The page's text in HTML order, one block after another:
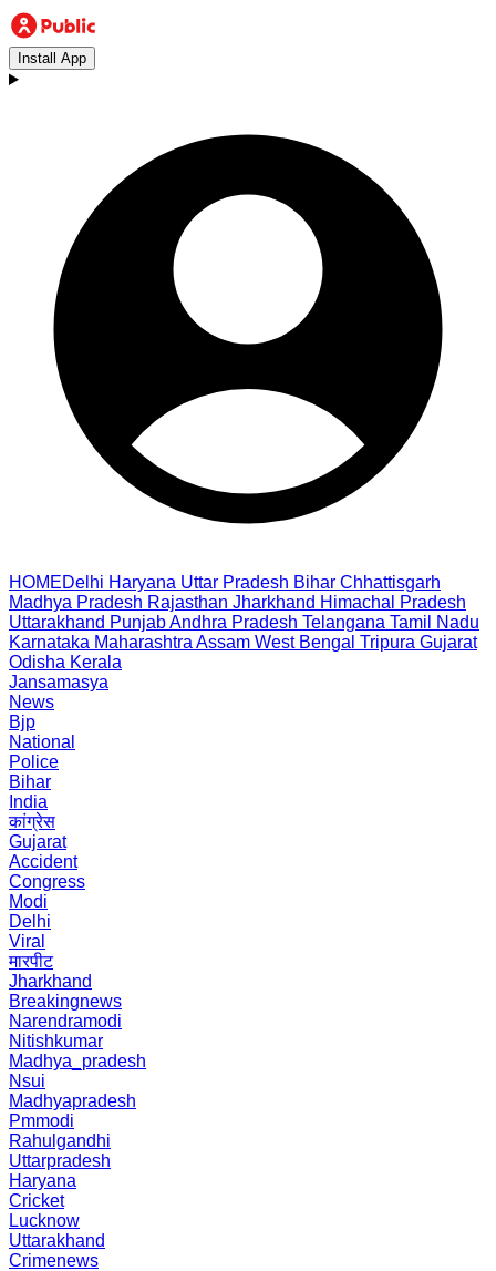
Install App
HOMEDelhi Haryana Uttar Pradesh Bihar Chhattisgarh
Madhya Pradesh Rajasthan Jharkhand Himachal Pradesh
Uttarakhand PunjabAndhra Pradesh Telangana Tamil Nadu
Karnataka Maharashtra Assam West Bengal Tripura Gujarat
Odisha Kerala
Jansamasya
News
Bjp
National
Police
Bihar
India
कांग्रेस
Gujarat
Accident
Congress
Modi
Delhi
Viral
मारपीट
Jharkhand
Breakingnews
Narendramodi
Nitishkumar
Madhya_pradesh
Nsui
Madhyapradesh
Pmmodi
Rahulgandhi
Uttarpradesh
Haryana
Cricket
Lucknow
Uttarakhand
Crimenews